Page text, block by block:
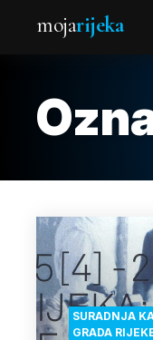
mojarijeka
SURADNJA
GRADA